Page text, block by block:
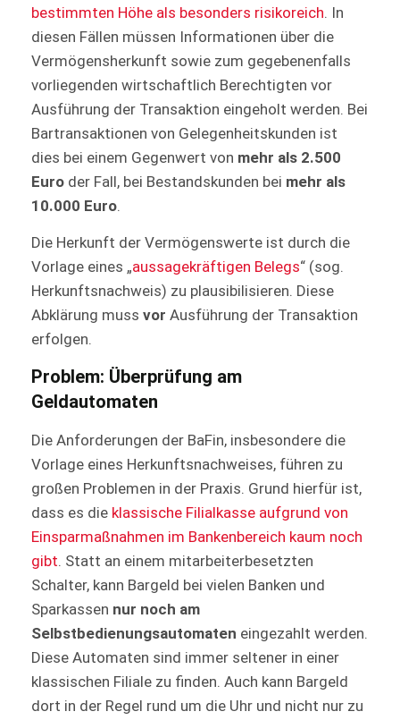
bestimmten Höhe als besonders risikoreich. In
diesen Fällen müssen Informationen über die
Vermögensherkunft sowie zum gegebenenfalls
vorliegenden wirtschaftlich Berechtigten vor
Ausführung der Transaktion eingeholt werden. Bei
Bartransaktionen von Gelegenheitskunden ist
dies bei einem Gegenwert von mehr als 2.500
Euro der Fall, bei Bestandskunden bei mehr als
10.000 Euro.
Die Herkunft der Vermögenswerte ist durch die
Vorlage eines „aussagekräftigen Belegs“ (sog.
Herkunftsnachweis) zu plausibilisieren. Diese
Abklärung muss vor Ausführung der Transaktion
erfolgen.
Problem: Überprüfung am
Geldautomaten
Die Anforderungen der BaFin, insbesondere die
Vorlage eines Herkunftsnachweises, führen zu
großen Problemen in der Praxis. Grund hierfür ist,
dass es die klassische Filialkasse aufgrund von
Einsparmaßnahmen im Bankenbereich kaum noch
gibt. Statt an einem mitarbeiterbesetzten
Schalter, kann Bargeld bei vielen Banken und
Sparkassen nur noch am
Selbstbedienungsautomaten eingezahlt werden.
Diese Automaten sind immer seltener in einer
klassischen Filiale zu finden. Auch kann Bargeld
dort in der Regel rund um die Uhr und nicht nur zu